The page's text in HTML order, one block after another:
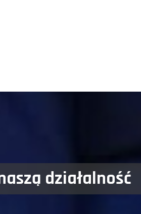
działalność